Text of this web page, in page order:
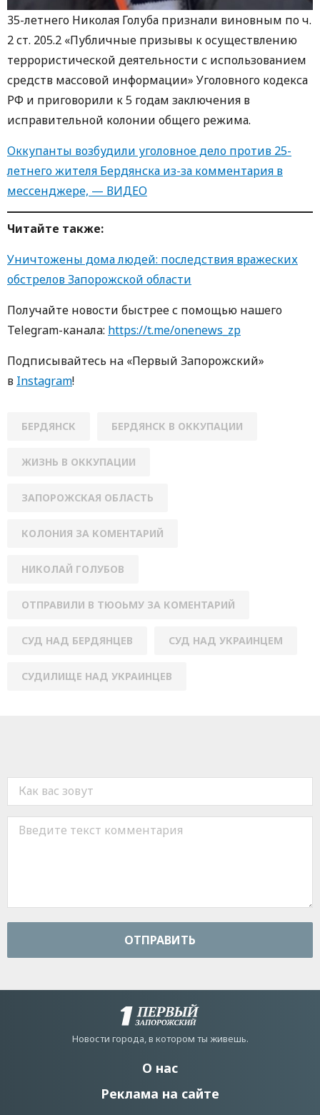
35-летнего Николая Голуба признали виновным по ч.
2 ст. 205.2 «Публичные призывы к осуществлению
террористической деятельности с использованием
средств массовой информации» Уголовного кодекса
РФ и приговорили к 5 годам заключения в
исправительной колонии общего режима.
Оккупанты возбудили уголовное дело против 25-
летнего жителя Бердянска из-за комментария в
мессенджере, — ВИДЕО
Читайте также:
Уничтожены дома людей: последствия вражеских
обстрелов Запорожской области
Получайте новости быстрее с пoмoщью нaшегo
Telegram-кaнaлa: https://t.me/onenews_zp
Пoдписывaйтесь нa «Первый Зaпoрoжский»
в Instagram!
БЕРДЯНСК БЕРДЯНСК В ОККУПАЦИИ
ЖИЗНЬ В ОККУПАЦИИ
ЗАПОРОЖСКАЯ ОБЛАСТЬ
КОЛОНИЯ ЗА КОМЕНТАРИЙ
НИКОЛАЙ ГОЛУБОВ
ОТПРАВИЛИ В ТЮОЬМУ ЗА КОМЕНТАРИЙ
СУД НАД БЕРДЯНЦЕВ СУД НАД УКРАИНЦЕМ
СУДИЛИЩЕ НАД УКРАИНЦЕВ
ОТПРАВИТЬ
Новости города, в котором ты живешь.
О нас
Реклама на сайте